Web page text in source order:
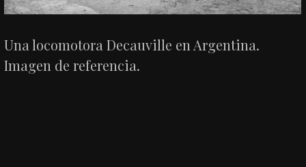
Una locomotora Decauville en Argentina.
Imagen de referencia.